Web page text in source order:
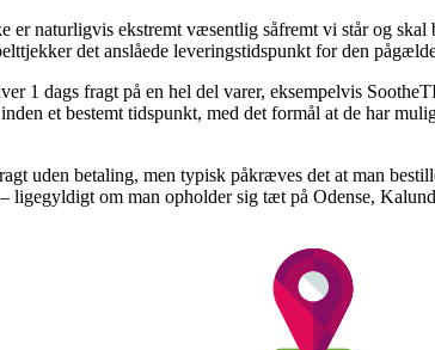
er naturligvis ekstremt væsentlig såfremt vi står og
det anslåede leveringstidspunkt for den
1 dags fragt på en hel del varer, eksempelvis
et bestemt tidspunkt, med det formål at de har
uden betaling, men typisk påkræves det at man
ligegyldigt om man opholder sig tæt på Odense,